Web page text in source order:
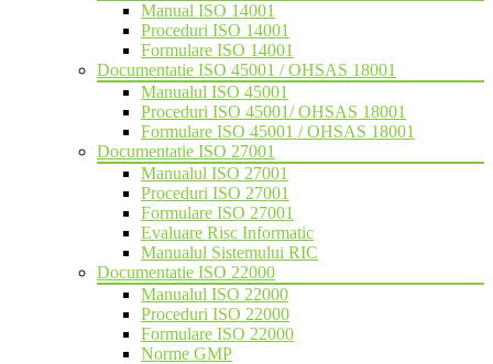
Manual ISO 14001
Proceduri ISO 14001
Formulare ISO 14001
Documentatie ISO 45001 / OHSAS 18001
Manualul ISO 45001
Proceduri ISO 45001/ OHSAS 18001
Formulare ISO 45001 / OHSAS 18001
Documentatie ISO 27001
Manualul ISO 27001
Proceduri ISO 27001
Formulare ISO 27001
Evaluare Risc Informatic
Manualul Sistemului RIC
Documentatie ISO 22000
Manualul ISO 22000
Proceduri ISO 22000
Formulare ISO 22000
Norme GMP